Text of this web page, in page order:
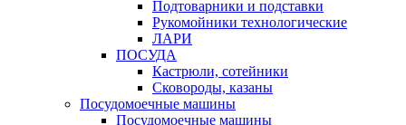
Подтоварники и подставки
Рукомойники технологические
ЛАРИ
ПОСУДА
Кастрюли, сотейники
Сковороды, казаны
Посудомоечные машины
Посудомоечные машины